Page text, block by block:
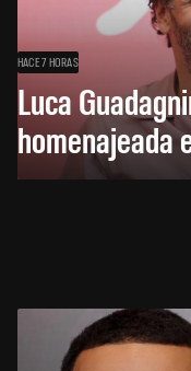
HACE 7 HORAS
Luca
homenajeada